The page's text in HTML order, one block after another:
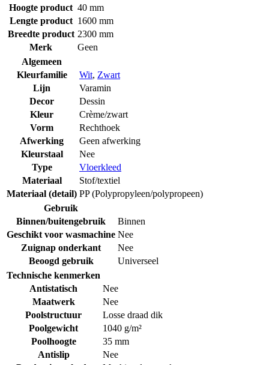
Hoogte product 40 mm
Lengte product 1600 mm
Breedte product 2300 mm
Merk
Geen
Algemeen
Kleurfamilie
Wit, Zwart
Lijn
Varamin
Decor
Dessin
Kleur
Crème/zwart
Vorm
Rechthoek
Afwerking
Geen afwerking
Kleurstaal
Nee
Type
Vloerkleed
Materiaal
Stof/textiel
Materiaal (detail) PP (Polypropyleen/polypropeen)
Gebruik
Binnen/buitengebruik
Binnen
Geschikt voor wasmachine Nee
Zuignap onderkant
Nee
Beoogd gebruik
Universeel
Technische kenmerken
Antistatisch
Nee
Maatwerk
Nee
Poolstructuur
Losse draad dik
Poolgewicht
1040 g/m²
Poolhoogte
35 mm
Antislip
Nee